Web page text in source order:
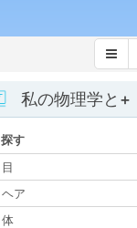
私の物理学と+
探す
目
ヘア
体